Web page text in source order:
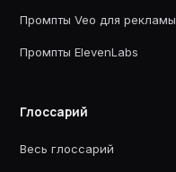
Промпты Veo для рекламы
Промпты ElevenLabs
Глоссарий
Весь глоссарий